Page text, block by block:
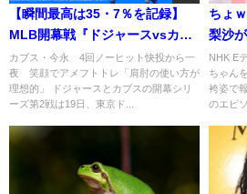
【瞬間最高は35・7％を記録】
MLB開幕戦『ドジャースvsカブ
ス』 視聴率は31・2％！
カブス・今永 4回ノーヒット快投から一
夜 笑顔でアメフトトレ「肩肘の使い方が
理想的」 ドジャースとカブスの開幕シリ
ーズ第2戦は19日、東京ド...
ちょ
梨沙
で
NHK E
ちゃん
袴姿で
のエピ